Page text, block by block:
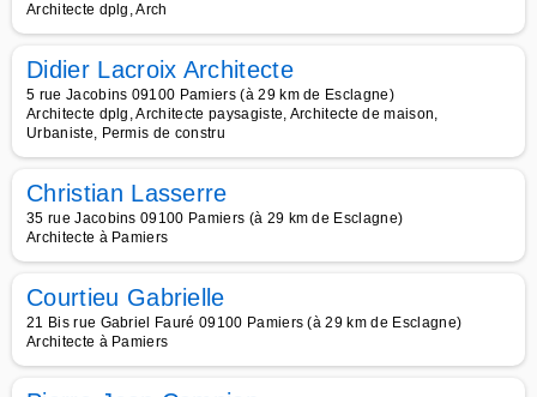
Architecte dplg, Arch
Didier Lacroix Architecte
5 rue Jacobins 09100 Pamiers (à 29 km de Esclagne)
Architecte dplg, Architecte paysagiste, Architecte de maison,
Urbaniste, Permis de constru
Christian Lasserre
35 rue Jacobins 09100 Pamiers (à 29 km de Esclagne)
Architecte à Pamiers
Courtieu Gabrielle
21 Bis rue Gabriel Fauré 09100 Pamiers (à 29 km de Esclagne)
Architecte à Pamiers